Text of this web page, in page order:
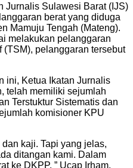
Jurnalis Sulawesi Barat (IJS)
berat yang diduga
Mamuju Tengah (Mateng).
melakukan pelanggaran
(TSM), pelanggaran tersebut
ini, Ketua Ikatan Jurnalis
telah memiliki sejumlah
Terstuktur Sistematis dan
komisioner KPU
kaji. Tapi yang jelas,
ditangan kami. Dalam
ke DKPP, ” Ucap Irham,